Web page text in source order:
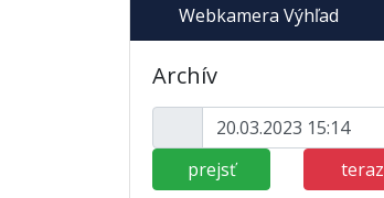
Webkamera Výhľad
Archív
prejsť teraz